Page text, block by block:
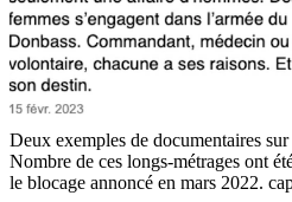
Deux exemples de documentaires
Nombre de ces longs-métrages ont
le blocage annoncé en mars 2022.